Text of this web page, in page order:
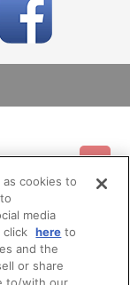
シー
cookies to
media
click here to
and the
or share